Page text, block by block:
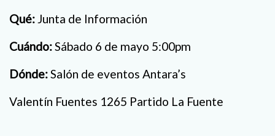
Qué: Junta de Información
Cuándo:Sábado 6 de mayo 5:00pm
Dónde:Salón de eventos Antara’s
Valentín Fuentes 1265 Partido La Fuente